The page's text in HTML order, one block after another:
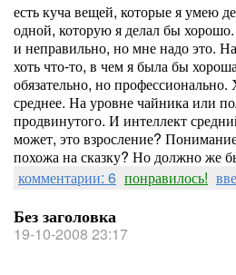
есть куча вещей, которые я умею
одной, которую я делал бы
и неправильно, но мне надо это.
хоть что-то, в чем я была бы
обязательно, но
среднее. На уровне чайника или
продвинутого. И интеллект
может, это взросление?
похожа на сказку? Но должно же
комментарии: 6 понравилось!
Без заголовка
19-10-2008 23:17